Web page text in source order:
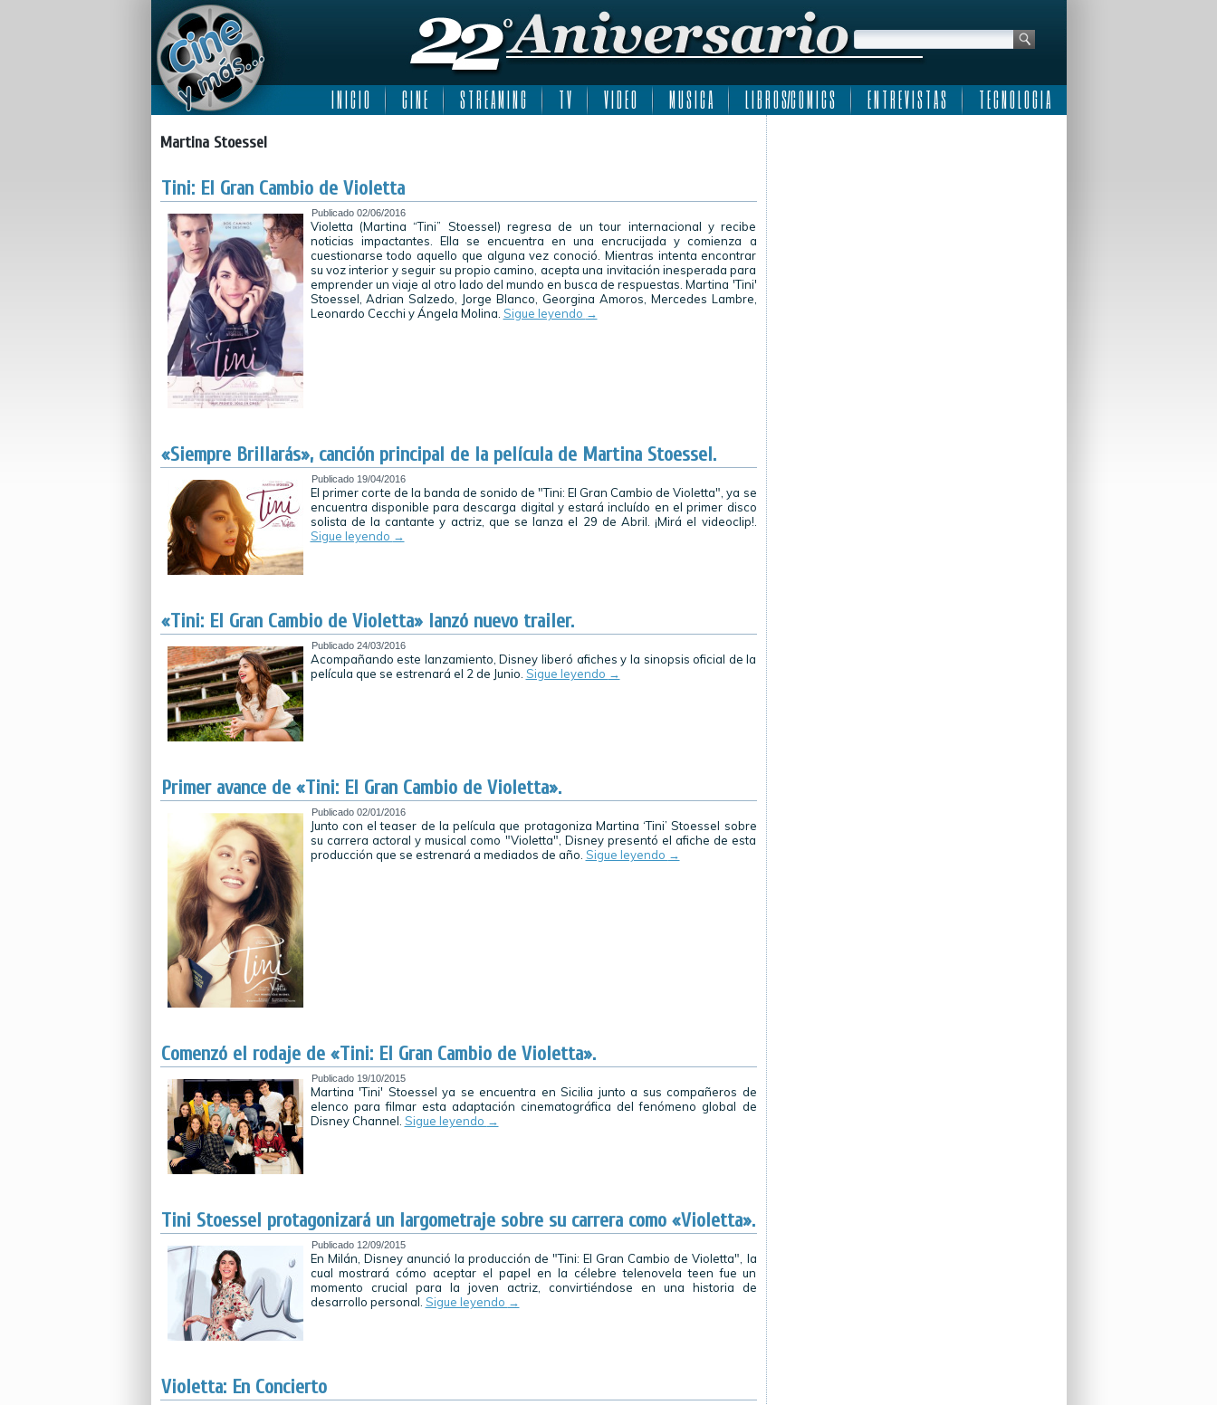
I N I C I O C I N E S T R E A M I N G T V V I D E O M U S I C A L I B R O S/C O M I C S E N T R E V I S T A S T E C N O L O G I A
Martina Stoessel
Tini: El Gran Cambio de Violetta
Publicado 02/06/2016
Violetta (Martina “Tini” Stoessel) regresa de un tour internacional y recibe
noticias impactantes. Ella se encuentra en una encrucijada y comienza a
cuestionarse todo aquello que alguna vez conoció. Mientras intenta encontrar
su voz interior y seguir su propio camino, acepta una invitación inesperada para
emprender un viaje al otro lado del mundo en busca de respuestas. Martina 'Tini'
Stoessel, Adrian Salzedo, Jorge Blanco, Georgina Amoros, Mercedes Lambre,
Leonardo Cecchi y Ángela Molina. Sigue leyendo →
«Siempre Brillarás», canción principal de la película de Martina Stoessel.
Publicado 19/04/2016
El primer corte de la banda de sonido de "Tini: El Gran Cambio de Violetta", ya se
encuentra disponible para descarga digital y estará incluído en el primer disco
solista de la cantante y actriz, que se lanza el 29 de Abril. ¡Mirá el videoclip!.
Sigue leyendo →
«Tini: El Gran Cambio de Violetta» lanzó nuevo trailer.
Publicado 24/03/2016
Acompañando este lanzamiento, Disney liberó afiches y la sinopsis oficial de la
película que se estrenará el 2 de Junio. Sigue leyendo →
Primer avance de «Tini: El Gran Cambio de Violetta».
Publicado 02/01/2016
Junto con el teaser de la película que protagoniza Martina ‘Tini’ Stoessel sobre
su carrera actoral y musical como "Violetta", Disney presentó el afiche de esta
producción que se estrenará a mediados de año. Sigue leyendo →
Comenzó el rodaje de «Tini: El Gran Cambio de Violetta».
Publicado 19/10/2015
Martina 'Tini' Stoessel ya se encuentra en Sicilia junto a sus compañeros de
elenco para filmar esta adaptación cinematográfica del fenómeno global de
Disney Channel. Sigue leyendo →
Tini Stoessel protagonizará un largometraje sobre su carrera como «Violetta».
Publicado 12/09/2015
En Milán, Disney anunció la producción de "Tini: El Gran Cambio de Violetta", la
cual mostrará cómo aceptar el papel en la célebre telenovela teen fue un
momento crucial para la joven actriz, convirtiéndose en una historia de
desarrollo personal. Sigue leyendo →
Violetta: En Concierto